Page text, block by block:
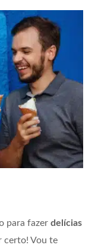
para fazer delícias
certo! Vou te